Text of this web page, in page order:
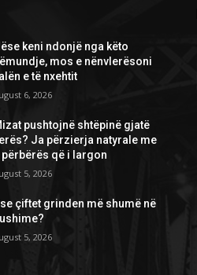
keni ndonjë nga këto
mos e nënvlerësoni
e të nxehtit
6, 2026
pushtojnë shtëpinë gjatë
Ja përzierja natyrale me
përbërës që i largon
5, 2026
çiftet grinden më shumë në
5, 2026